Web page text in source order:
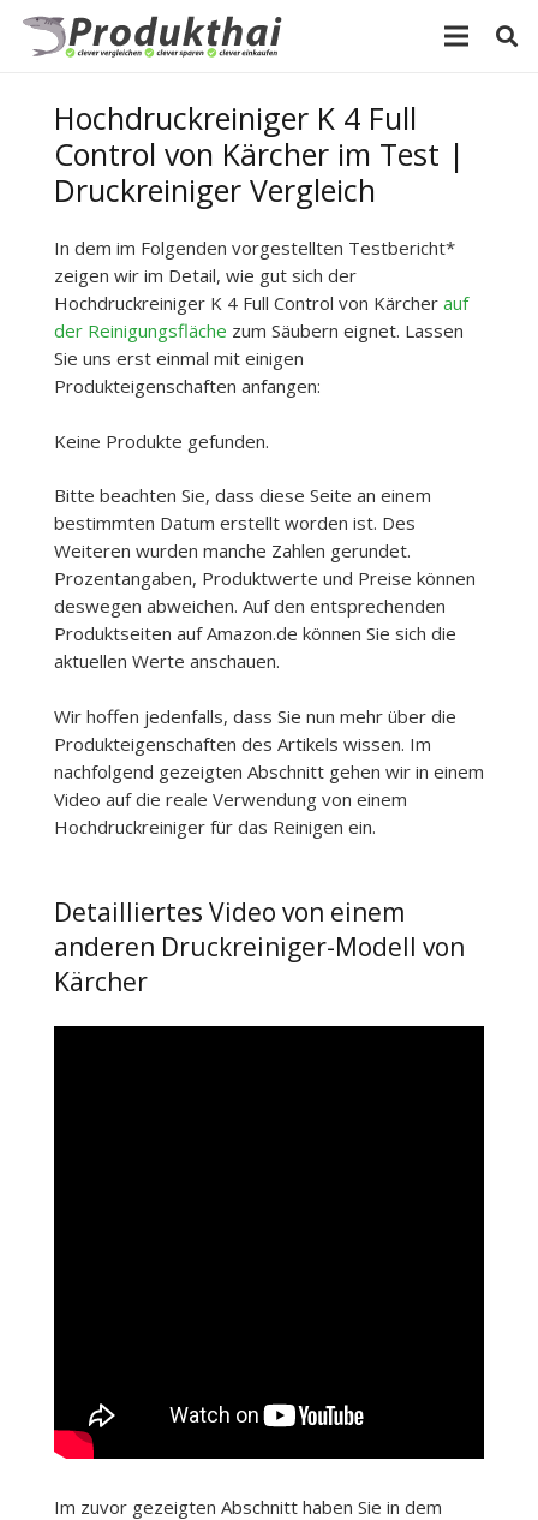
Hochdruckreiniger K 4 Full
Control von Kärcher im Test |
Druckreiniger Vergleich
In dem im Folgenden vorgestellten Testbericht*
zeigen wir im Detail, wie gut sich der
Hochdruckreiniger K 4 Full Control von Kärcher auf
der Reinigungsfläche zum Säubern eignet. Lassen
Sie uns erst einmal mit einigen
Produkteigenschaften anfangen:
Keine Produkte gefunden.
Bitte beachten Sie, dass diese Seite an einem
bestimmten Datum erstellt worden ist. Des
Weiteren wurden manche Zahlen gerundet.
Prozentangaben, Produktwerte und Preise können
deswegen abweichen. Auf den entsprechenden
Produktseiten auf Amazon.de können Sie sich die
aktuellen Werte anschauen.
Wir hoffen jedenfalls, dass Sie nun mehr über die
Produkteigenschaften des Artikels wissen. Im
nachfolgend gezeigten Abschnitt gehen wir in einem
Video auf die reale Verwendung von einem
Hochdruckreiniger für das Reinigen ein.
Detailliertes Video von einem
anderen Druckreiniger-Modell von
Kärcher
Im zuvor gezeigten Abschnitt haben Sie in dem